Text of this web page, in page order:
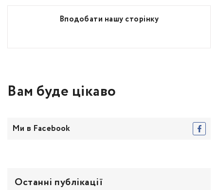
Вподобати нашу сторінку
Вам буде цікаво
Ми в Facebook
Останні публікації